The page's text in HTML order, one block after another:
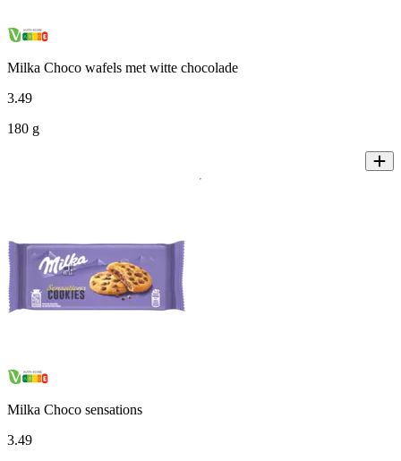
Milka Choco wafels met witte chocolade
3.49
180 g
Milka Choco sensations
3.49